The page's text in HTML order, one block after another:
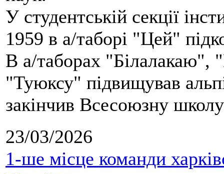
У студентській секції
1959 в а/таборі "Цей"
В а/таборах "Білалакаю",
"Туюксу" підвищував
закінчив Всесоюзну
23/03/2026
1-ше місце команди